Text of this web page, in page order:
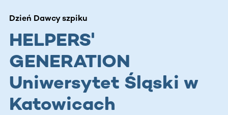
Dzień Dawcy szpiku
HELPERS'
GENERATION
Uniwersytet Śląski w
Katowicach